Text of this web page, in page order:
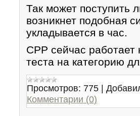
Так может поступить
возникнет подобная
укладывается в час.
СРР сейчас работает
теста на категорию
Просмотров: 775 |
Комментарии (0)